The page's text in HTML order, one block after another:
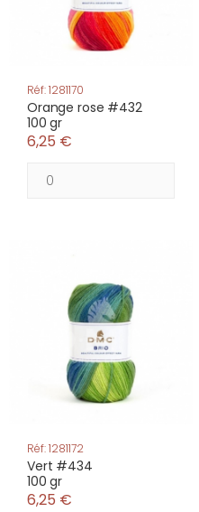
Réf: 1281170
Orange rose #432
100 gr
6,25 €
Réf: 1281172
Vert #434
100 gr
6,25 €